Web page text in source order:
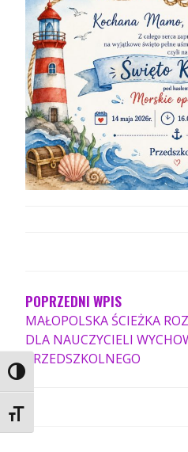
PRZEŁĄCZ WYSOKI
ZMIEŃ ROZMIAR CZCIONEK
POPRZEDNI WPIS
MAŁOPOLSKA ŚCIEŻKA
DLA NAUCZYCIELI
PRZEDSZKOLNEGO